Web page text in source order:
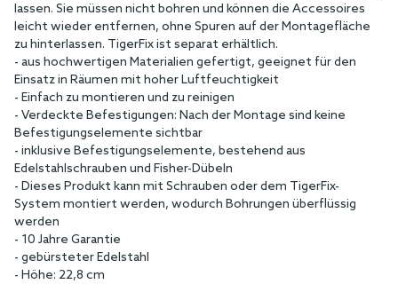
lassen. Sie müssen nicht bohren und können die Accessoires
leicht wieder entfernen, ohne Spuren auf der Montagefläche
zu hinterlassen. TigerFix ist separat erhältlich.
- aus hochwertigen Materialien gefertigt, geeignet für den
Einsatz in Räumen mit hoher Luftfeuchtigkeit
- Einfach zu montieren und zu reinigen
- Verdeckte Befestigungen: Nach der Montage sind keine
Befestigungselemente sichtbar
- inklusive Befestigungselemente, bestehend aus
Edelstahlschrauben und Fisher-Dübeln
- Dieses Produkt kann mit Schrauben oder dem TigerFix-
System montiert werden, wodurch Bohrungen überflüssig
werden
- 10 Jahre Garantie
- gebürsteter Edelstahl
- Höhe: 22,8 cm